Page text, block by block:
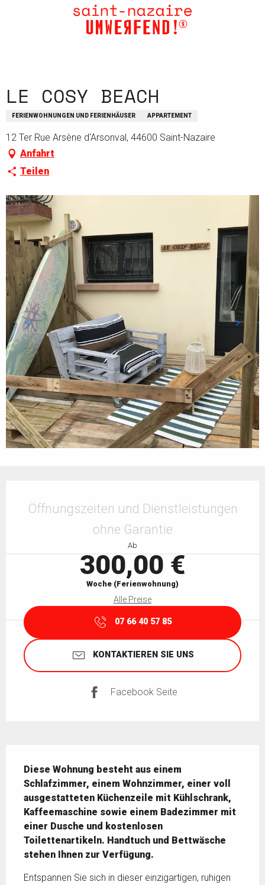
LE COSY BEACH
FERIENWOHNUNGEN UND FERIENHÄUSER APPARTEMENT
12 Ter Rue Arsène d'Arsonval, 44600 Saint-Nazaire
Anfahrt
Teilen
Öffnungszeiten und Dienstleistungen
ohne Garantie
Ab
300,00 €
Woche (Ferienwohnung)
Alle Preise
07 66 40 57 85
KONTAKTIEREN SIE UNS
Facebook Seite
Diese Wohnung besteht aus einem
Schlafzimmer, einem Wohnzimmer, einer voll
ausgestatteten Küchenzeile mit Kühlschrank,
Kaffeemaschine sowie einem Badezimmer mit
einer Dusche und kostenlosen
Toilettenartikeln. Handtuch und Bettwäsche
stehen Ihnen zur Verfügung.
Entspannen Sie sich in dieser einzigartigen, ruhigen